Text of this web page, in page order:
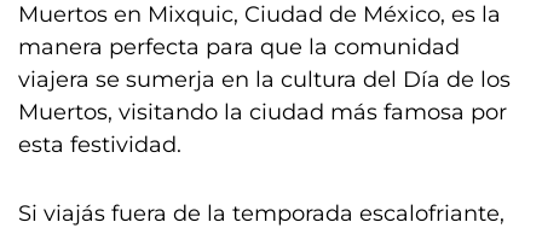
Muertos en Mixquic, Ciudad de México, es la
manera perfecta para que la comunidad
viajera se sumerja en la cultura del Día de los
Muertos, visitando la ciudad más famosa por
esta festividad.
Si viajás fuera de la temporada escalofriante,